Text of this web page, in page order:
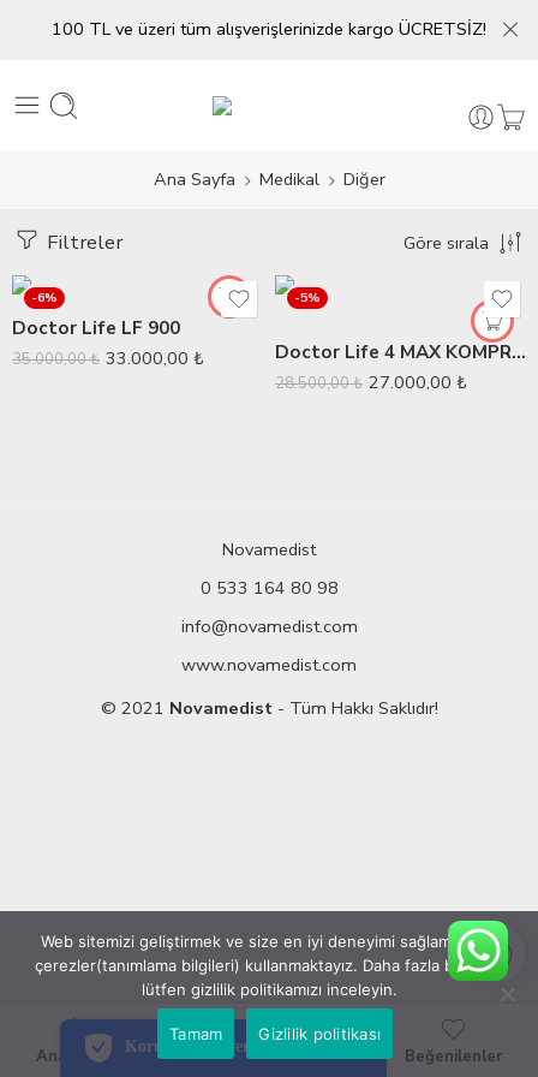
Korumalı Alışveriş
PCI-DSS Ödeme Güvenliği
7/24 Canlı Destek
iyzico Korumalı Alışveriş
100 TL ve üzeri tüm alışverişlerinizde kargo ÜCRETSİZ!
Ana Sayfa Medikal Diğer
Filtreler Göre sırala
-6%
Doctor Life LF 900
35.000,00₺ 33.000,00 ₺
-5%
Doctor Life 4 MAX KOMPRESYON CİHAZI
28.500,00₺ 27.000,00 ₺
Novamedist
0 533 164 80 98
info@novamedist.com
www.novamedist.com
© 2021 Novamedist- Tüm Hakkı Saklıdır!
Ana Sayfa Filtreler Kategoriler Beğenilenler
Web sitemizi geliştirmek ve size en iyi deneyimi sağlamak için
çerezler(tanımlama bilgileri) kullanmaktayız. Daha fazla bilgi için
lütfen gizlilik politikamızı inceleyin.
Tamam Gizlilik politikası